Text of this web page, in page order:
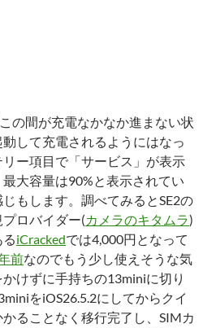
の間が充電なかなか進まない状
して充電されるようにはなっ
ー項目で「サービス」が表示
大容量は90%と表示されてい
もします。調べてみるとSE2の
ロバイダー(カメラのキタムラ)
iCrackedでは4,000円となって
前なのでもう少し使えそうな気
けずに手持ちの13miniに切り
をiOS26.5.2にしてからクイ
ることなく移行完了し、SIMカ